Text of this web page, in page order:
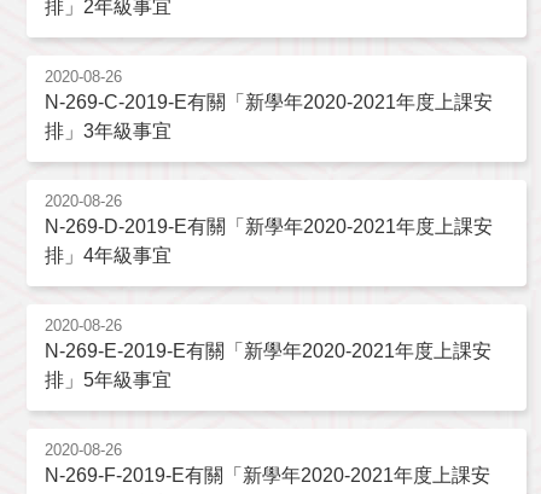
排」2年級事宜
2020-08-26
N-269-C-2019-E有關「新學年2020-2021年度上課安
排」3年級事宜
2020-08-26
N-269-D-2019-E有關「新學年2020-2021年度上課安
排」4年級事宜
2020-08-26
N-269-E-2019-E有關「新學年2020-2021年度上課安
排」5年級事宜
2020-08-26
N-269-F-2019-E有關「新學年2020-2021年度上課安